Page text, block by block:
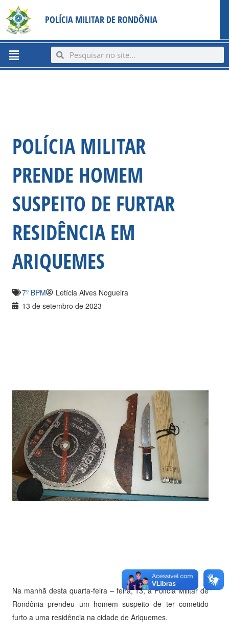
content
para
conteúdo
POLÍCIA MILITAR DE RONDÔNIA
Menu SearchSearch
POLÍCIA MILITAR
PRENDE HOMEM
SUSPEITO DE FURTAR
RESIDÊNCIA EM
ARIQUEMES
7º BPM
Letícia Alves Nogueira
13 de setembro de 2023
Na manhã desta quarta-feira – feira, 13, a Polícia Militar de
Rondônia prendeu um homem suspeito de ter cometido
furto a uma residência na cidade de Ariquemes.